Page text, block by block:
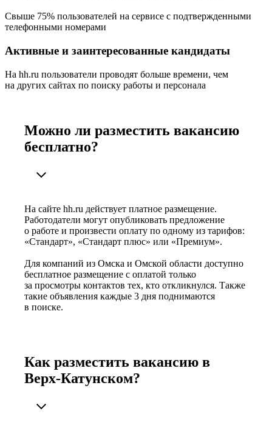
Свыше 75% пользователей на сервисе с подтвержденными
телефонными номерами
Активные и заинтересованные кандидаты
На hh.ru пользователи проводят больше времени, чем
на других сайтах по поиску работы и персонала
Можно ли разместить вакансию
бесплатно?
На сайте hh.ru действует платное размещение.
Работодатели могут опубликовать предложение
о работе и произвести оплату по одному из тарифов:
«Стандарт», «Стандарт плюс» или «Премиум».
Для компаний из Омска и Омской области доступно
бесплатное размещение с оплатой только
за просмотры контактов тех, кто откликнулся. Также
такие объявления каждые 3 дня поднимаются
в поиске.
Как разместить вакансию в
Верх-Катунском?